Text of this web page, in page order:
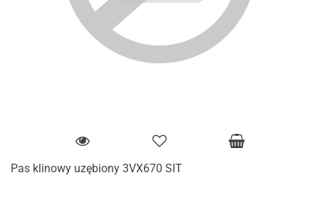
Pas klinowy uzębiony 3VX670 SIT